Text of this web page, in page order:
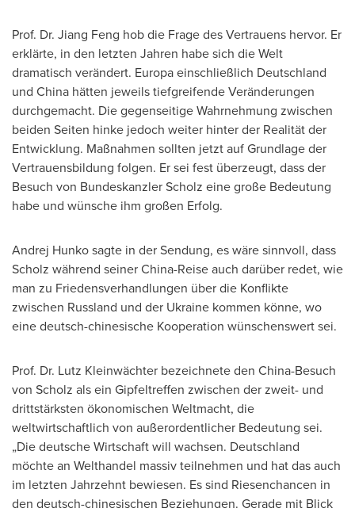
Prof. Dr. Jiang Feng hob die Frage des Vertrauens hervor. Er
erklärte, in den letzten Jahren habe sich die Welt
dramatisch verändert. Europa einschließlich Deutschland
und China hätten jeweils tiefgreifende Veränderungen
durchgemacht. Die gegenseitige Wahrnehmung zwischen
beiden Seiten hinke jedoch weiter hinter der Realität der
Entwicklung. Maßnahmen sollten jetzt auf Grundlage der
Vertrauensbildung folgen. Er sei fest überzeugt, dass der
Besuch von Bundeskanzler Scholz eine große Bedeutung
habe und wünsche ihm großen Erfolg.
Andrej Hunkosagte in der Sendung, es wäre sinnvoll, dass
Scholz während seiner China-Reise auch darüber redet, wie
man zu Friedensverhandlungen über die Konflikte
zwischen Russland und der Ukraine kommen könne, wo
eine deutsch-chinesische Kooperation wünschenswert sei.
Prof. Dr. Lutz Kleinwächter bezeichnete den China-Besuch
von Scholz als ein Gipfeltreffen zwischen der zweit- und
drittstärksten ökonomischen Weltmacht, die
weltwirtschaftlich von außerordentlicher Bedeutung sei.
„Die deutsche Wirtschaft will wachsen. Deutschland
möchte an Welthandel massiv teilnehmen und hat das auch
im letzten Jahrzehnt bewiesen. Es sind Riesenchancen in
den deutsch-chinesischen Beziehungen. Gerade mit Blick